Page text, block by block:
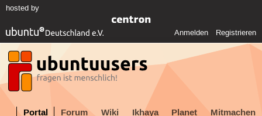
hosted by
Anmelden Registrieren
Portal Forum Wiki Ikhaya Planet Mitmachen